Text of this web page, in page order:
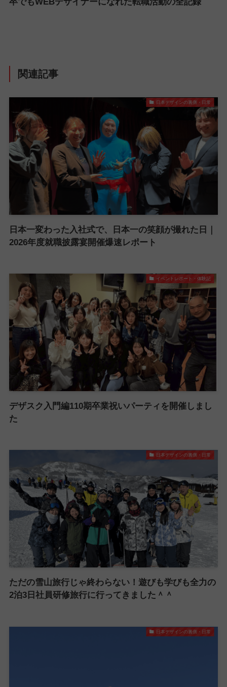
関連記事
日本デザインの裏側・日常
日本一変わった入社式で、日本一の笑顔が撮れた日｜
2026年度就職披露宴開催爆速レポート
イベントレポート・体験記
デザスク入門編110期卒業祝いパーティを開催しまし
た
日本デザインの裏側・日常
ただの雪山旅行じゃ終わらない！遊びも学びも全力の
2泊3日社員研修旅行に行ってきました＾＾
日本デザインの裏側・日常